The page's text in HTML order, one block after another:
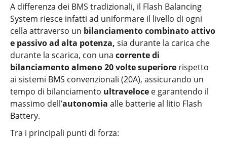
A differenza dei BMS tradizionali, il Flash Balancing
System riesce infatti ad uniformare il livello di ogni
cella attraverso un bilanciamento combinato attivo
e passivo ad alta potenza, sia durante la carica che
durante la scarica, con una corrente di
bilanciamento almeno 20 volte superiore rispetto
ai sistemi BMS convenzionali (20A), assicurando un
tempo di bilanciamento ultraveloce e garantendo il
massimo dell’autonomia alle batterie al litio Flash
Battery.
Tra i principali punti di forza: